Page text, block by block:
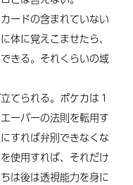
ードの含まれていない
体に覚えこませたら、
きる。それくらいの域
てられる。ポケカは１
ーバーの法則を転用す
すれば弁別できなくな
使用すれば、それだけ
は後は透視能力を身に